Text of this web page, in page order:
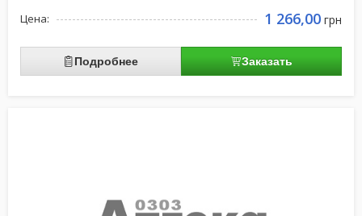
Цена: 1 266,00 грн
Подробнее Заказать